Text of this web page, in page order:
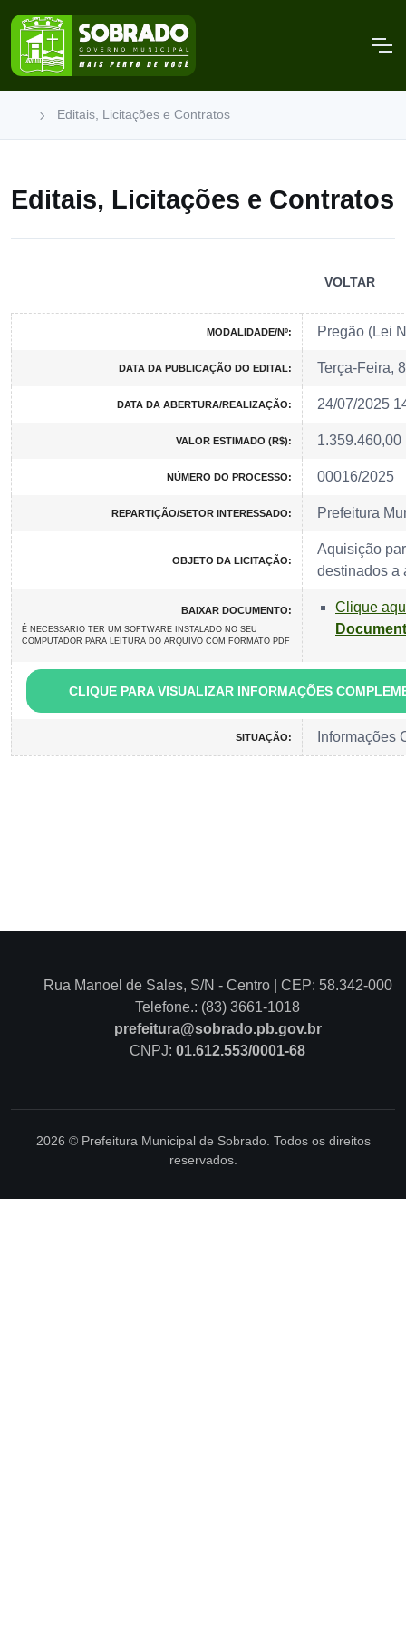
Editais, Licitações e Contratos
Editais, Licitações e Contratos
VOLTAR
MODALIDADE/Nº: Pregão (Lei
DATA DA PUBLICAÇÃO DO EDITAL: Terça-Feira,
DATA DA ABERTURA/REALIZAÇÃO: 24/07/2025
VALOR ESTIMADO (R$): 1.359.460,00
NÚMERO DO PROCESSO: 00016/2025
REPARTIÇÃO/SETOR INTERESSADO: Prefeitura
OBJETO DA LICITAÇÃO:
Aquisição
destinados a
BAIXAR DOCUMENTO:
É NECESSARIO TER UM SOFTWARE INSTALADO NO SEU
COMPUTADOR PARA LEITURA DO ARQUIVO COM FORMATO PDF
Clique
CLIQUE PARA VISUALIZAR INFORMAÇÕES
SITUAÇÃO: Informações
Rua Manoel de Sales, S/N - Centro | CEP: 58.342-000
Telefone.: (83) 3661-1018
prefeitura@sobrado.pb.gov.br
CNPJ: 01.612.553/0001-68
2026 © Prefeitura Municipal de Sobrado. Todos os direitos
reservados.